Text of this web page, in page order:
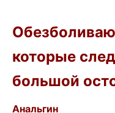
которые
большой
Анальгин